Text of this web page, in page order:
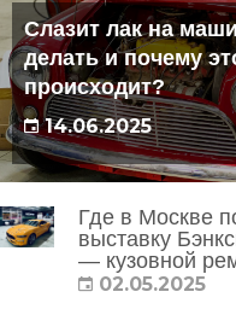
Слазит лак на
делать и почему
происходит?
14.06.2025
Где в Москве
выставку
— кузовной
02.05.2025